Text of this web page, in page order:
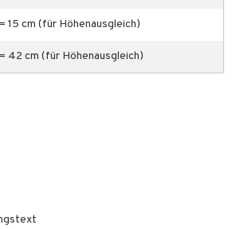
15 cm (für Höhenausgleich)
42 cm (für Höhenausgleich)